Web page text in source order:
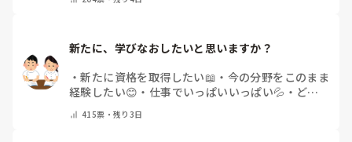
新たに、学びなおしたいと思いますか？
・新たに資格を取得したい📖 ・ 今の分野をこのまま
経験したい😊 ・ 仕事でいっぱいいっぱい💦 ・ どん
教えてください）
415票・残り3日